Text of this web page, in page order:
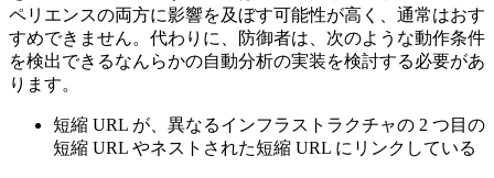
ペリエンスの両方に影響を及ぼす可能性が高く、通常はおす
すめできません。代わりに、防御者は、次のような動作条件
を検出できるなんらかの自動分析の実装を検討する必要があ
ります。
短縮 URL が、異なるインフラストラクチャの 2 つ目の
短縮 URL やネストされた短縮 URL にリンクしている